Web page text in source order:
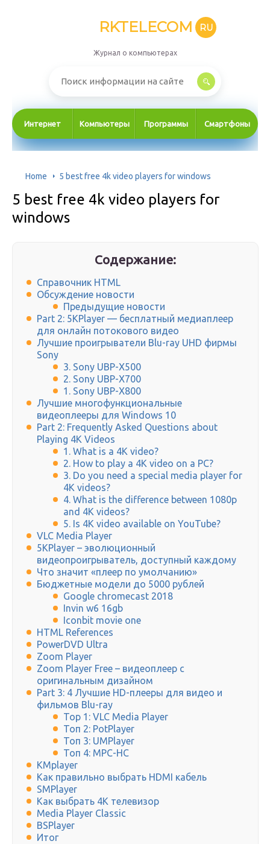
RKTELECOM RU
Журнал о компьютерах
Интернет Компьютеры Программы Смартфоны
Home 5 best free 4k video players for windows
5 best free 4k video players for
windows
Содержание:
Справочник HTML
Обсуждение новости
Предыдущие новости
Part 2: 5KPlayer — бесплатный медиаплеер
для онлайн потокового видео
Лучшие проигрыватели Blu-ray UHD фирмы
Sony
3. Sony UBP-X500
2. Sony UBP-X700
1. Sony UBP-X800
Лучшие многофункциональные
видеоплееры для Windows 10
Part 2: Frequently Asked Questions about
Playing 4K Videos
1. What is a 4K video?
2. How to play a 4K video on a PC?
3. Do you need a special media player for
4K videos?
4. What is the difference between 1080p
and 4K videos?
5. Is 4K video available on YouTube?
VLC Media Player
5KPlayer – эволюционный
видеопроигрыватель, доступный каждому
Что значит «плеер по умолчанию»
Бюджетные модели до 5000 рублей
Google chromecast 2018
Invin w6 16gb
Iconbit movie one
HTML References
PowerDVD Ultra
Zoom Player
Zoom Player Free – видеоплеер с
оригинальным дизайном
Part 3: 4 Лучшие HD-плееры для видео и
фильмов Blu-ray
Top 1: VLC Media Player
Топ 2: PotPlayer
Топ 3: UMPlayer
Топ 4: MPC-HC
KMplayer
Как правильно выбрать HDMI кабель
SMPlayer
Как выбрать 4K телевизор
Media Player Classic
BSPlayer
Итог